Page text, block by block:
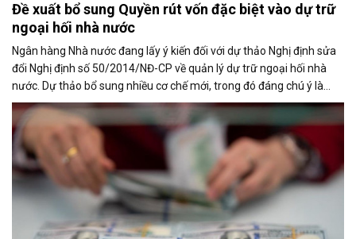
Đề xuất bổ sung Quyền rút vốn đặc biệt vào dự trữ
ngoại hối nhà nước
Ngân hàng Nhà nước đang lấy ý kiến đối với dự thảo Nghị định sửa
đổi Nghị định số 50/2014/NĐ-CP về quản lý dự trữ ngoại hối nhà
nước. Dự thảo bổ sung nhiều cơ chế mới, trong đó đáng chú ý là
việc đưa Quyền rút vốn đặc biệt (SDR) của Quỹ Tiền tệ Quốc tế
(IMF) vào nguồn hình thành dự trữ ngoại hối quốc gia.